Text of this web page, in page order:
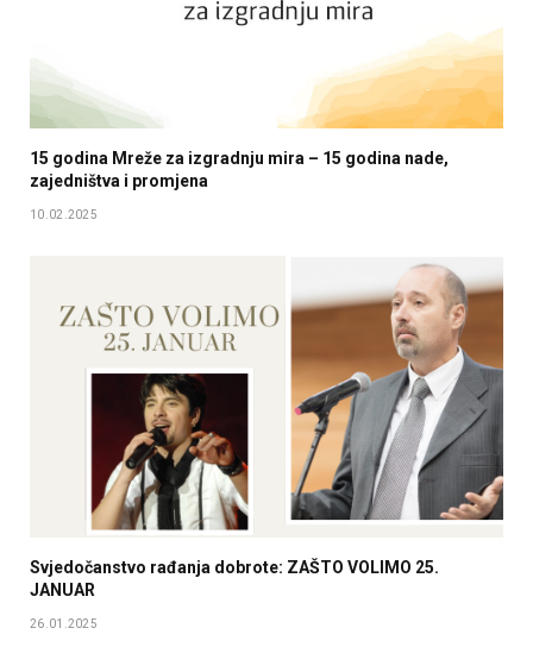
15 godina Mreže za izgradnju mira – 15 godina nade,
zajedništva i promjena
10.02.2025
Svjedočanstvo rađanja dobrote: ZAŠTO VOLIMO 25.
JANUAR
26.01.2025